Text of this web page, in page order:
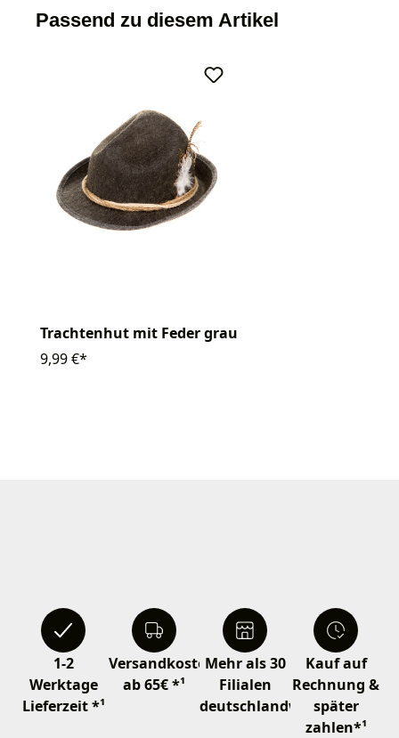
Passend zu diesem Artikel
Trachtenhut mit Feder grau
9,99 €*
1-2
Werktage
Lieferzeit *¹
Versandkostenfrei
ab 65€ *¹
Mehr als 30
Filialen
deutschlandweit
Kauf auf
Rechnung &
später
zahlen*¹